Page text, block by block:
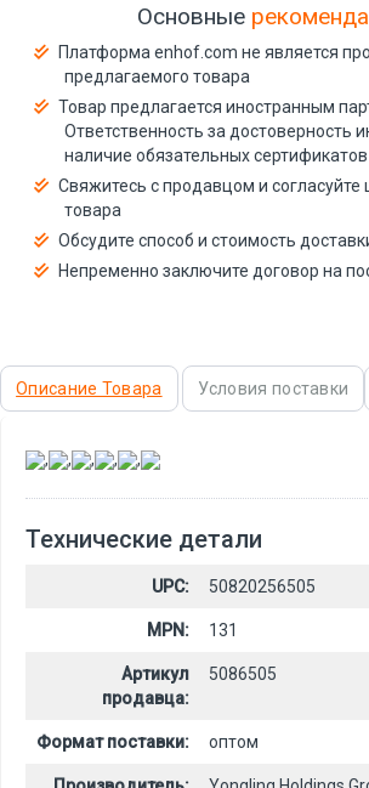
Основные
Платформа enhof.com не является
предлагаемого товара
Товар предлагается иностранным
Ответственность за достоверность
наличие обязательных
Свяжитесь с продавцом и согласуйте
товара
Обсудите способ и стоимость
Непременно заключите договор на
Описание Товара Условия поставки
, , , , ,
Технические детали
UPC: 50820256505
MPN: 131
Артикул
продавца:
5086505
Формат поставки: оптом